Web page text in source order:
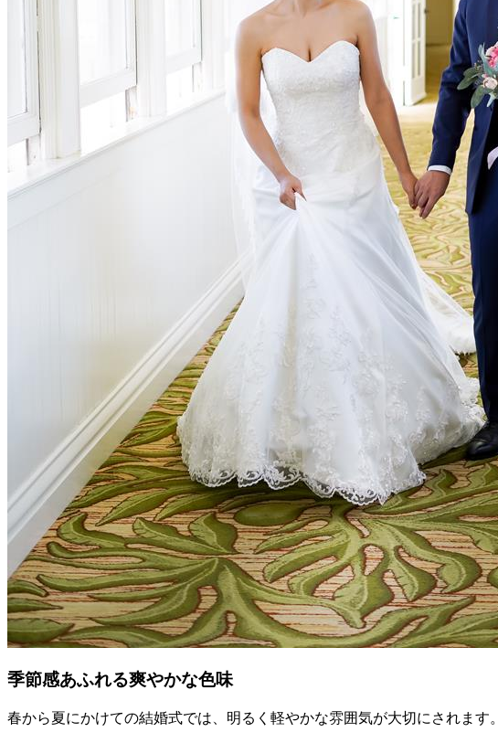
季節感あふれる爽やかな色味
春から夏にかけての結婚式では、明るく軽やかな雰囲気が大切にされます。